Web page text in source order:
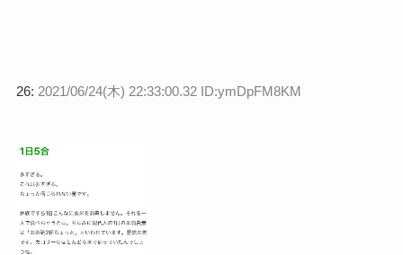
26: 2021/06/24(木) 22:33:00.32 ID:ymDpFM8KM